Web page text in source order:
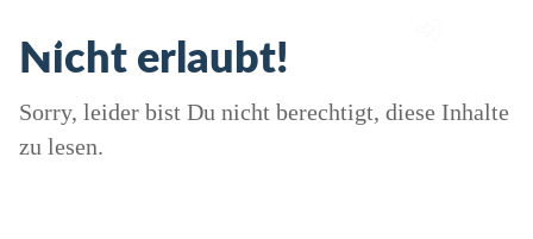
Nicht erlaubt!
Sorry, leider bist Du nicht berechtigt, diese Inhalte
zu lesen.